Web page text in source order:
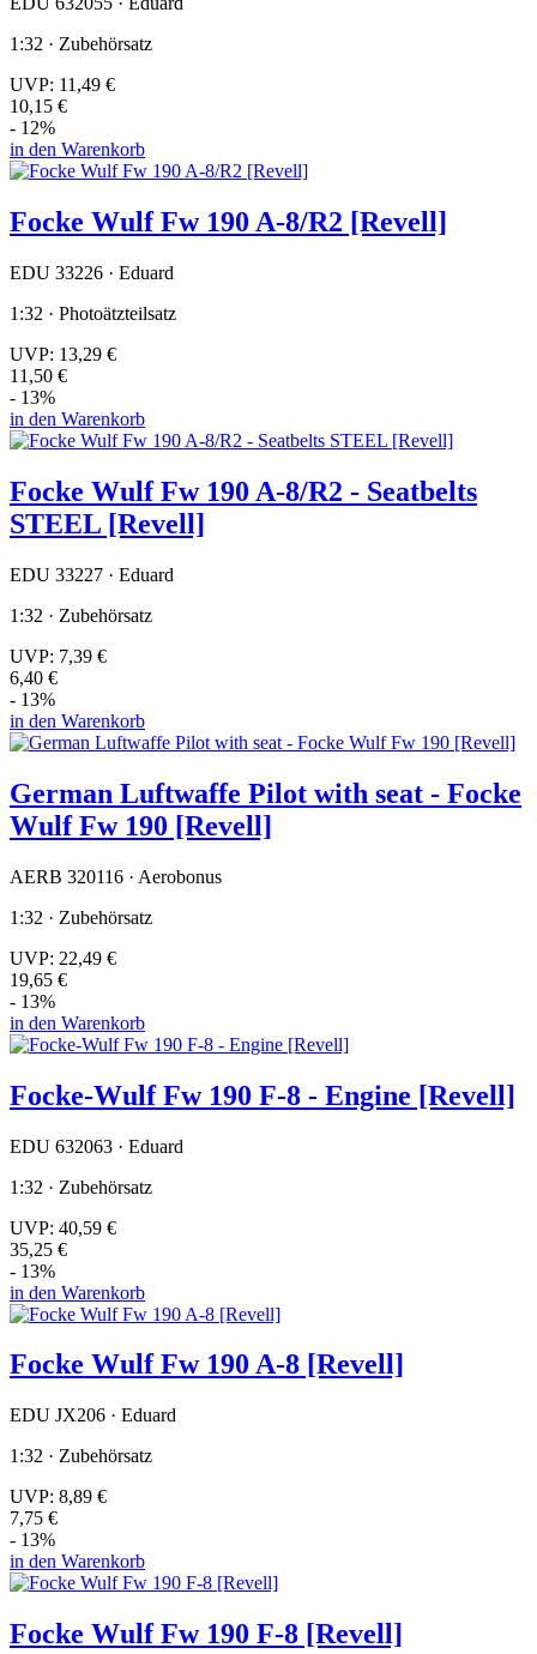
1:32 · Zubehörsatz
UVP: 11,49 €
10,15 €
- 12%
in den Warenkorb
Focke Wulf Fw 190 A-8/R2 [Revell]
EDU 33226 · Eduard
1:32 · Photoätzteilsatz
UVP: 13,29 €
11,50 €
- 13%
in den Warenkorb
Focke Wulf Fw 190 A-8/R2 - Seatbelts
STEEL [Revell]
EDU 33227 · Eduard
1:32 · Zubehörsatz
UVP: 7,39 €
6,40 €
- 13%
in den Warenkorb
German Luftwaffe Pilot with seat - Focke
Wulf Fw 190 [Revell]
AERB 320116 · Aerobonus
1:32 · Zubehörsatz
UVP: 22,49 €
19,65 €
- 13%
in den Warenkorb
Focke-Wulf Fw 190 F-8 - Engine [Revell]
EDU 632063 · Eduard
1:32 · Zubehörsatz
UVP: 40,59 €
35,25 €
- 13%
in den Warenkorb
Focke Wulf Fw 190 A-8 [Revell]
EDU JX206 · Eduard
1:32 · Zubehörsatz
UVP: 8,89 €
7,75 €
- 13%
in den Warenkorb
Focke Wulf Fw 190 F-8 [Revell]